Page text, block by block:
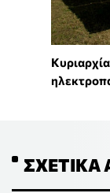
ΣΧΕΤΙΚΆ